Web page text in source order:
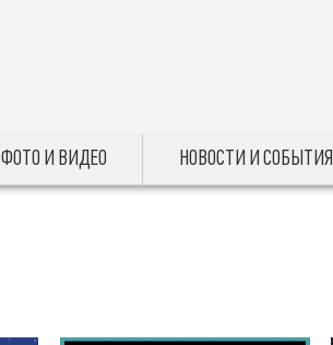
ФОТО И ВИДЕО НОВОСТИ И СОБЫТИЯ